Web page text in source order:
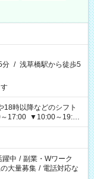
分 / 浅草橋駅から徒歩5
18時以降などのシフト
17:00 ▼10:00～19:00
躍中 / 副業・Wワーク
大量募集 / 電話対応な